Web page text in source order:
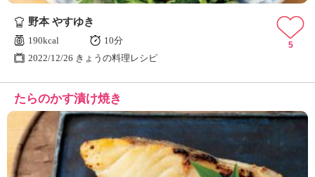
野本 やすゆき
190kcal
10分
2022/12/26 きょうの料理レシピ
5
たらのかす漬け焼き